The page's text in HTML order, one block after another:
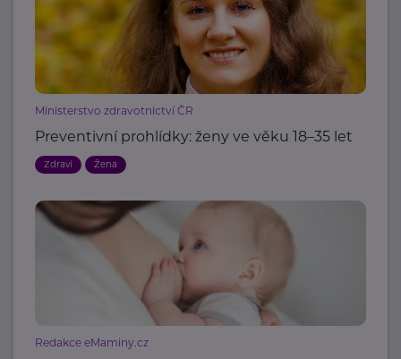
Ministerstvo zdravotnictví ČR
Preventivní prohlídky: ženy ve věku 18–35 let
Zdraví Žena
Redakce eMaminy.cz